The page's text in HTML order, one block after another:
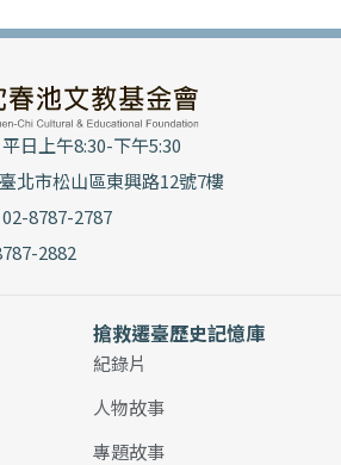
平日上午8:30-下午5:30
北市松山區東興路12號7樓
02-8787-2787
2882
搶救遷臺歷史記憶庫
紀錄片
人物故事
專題故事